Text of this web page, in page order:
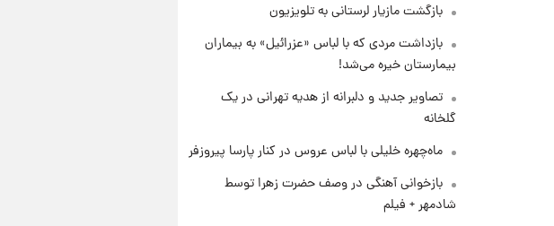
بازگشت مازیار لرستانی به تلویزیون
بازداشت مردی که با لباس «عزرائیل» به بیماران
بیمارستان خیره می‌شد!
تصاویر جدید و دلبرانه از هدیه تهرانی در یک
گلخانه
ماه‌چهره خلیلی با لباس عروس در کنار پارسا پیروزفر
بازخوانی آهنگی در وصف حضرت زهرا توسط
شادمهر + فیلم